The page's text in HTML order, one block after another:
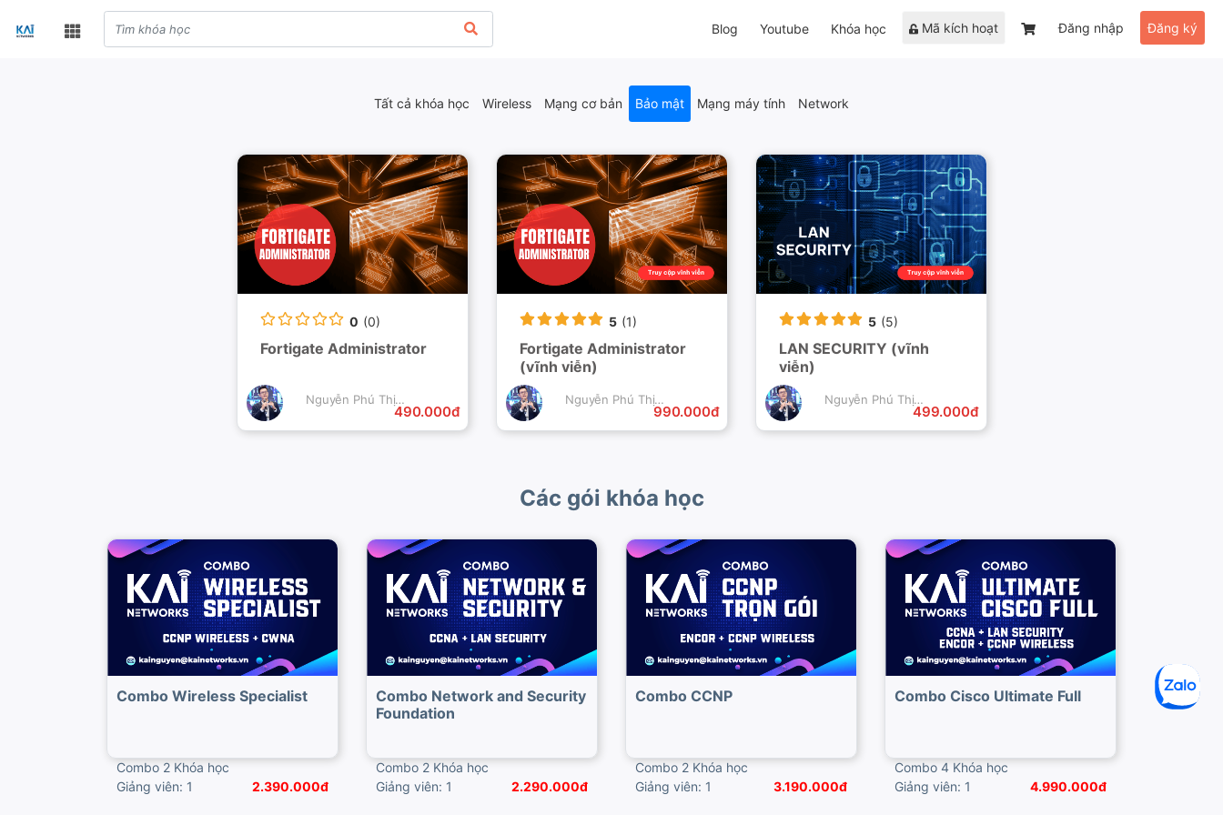
Blog Youtube Khóa học Mã kích hoạt Đăng nhập Đăng ký
Tất cả khóa học Wireless Mạng cơ bản Bảo mật Mạng máy tính Network
0 (0)
Fortigate Administrator
Nguyễn Phú Thịnh
490.000đ
5 (1)
Fortigate Administrator
(vĩnh viễn)
Nguyễn Phú Thịnh
990.000đ
5 (5)
LAN SECURITY (vĩnh
viễn)
Nguyễn Phú Thịnh
499.000đ
Các gói khóa học
Combo Wireless Specialist
Combo 2 Khóa học
Giảng viên: 1
2.390.000đ
Combo Network and Security
Foundation
Combo 2 Khóa học
Giảng viên: 1
2.290.000đ
Combo CCNP
Combo 2 Khóa học
Giảng viên: 1
3.190.000đ
Combo Cisco Ultimate Full
Combo 4 Khóa học
Giảng viên: 1
4.990.000đ